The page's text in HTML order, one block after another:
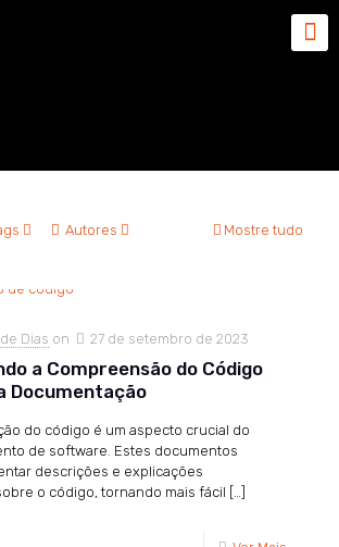
Autores Mostre tudo
Dias on 27 de setembro de 2023
a Compreensão do Código
Documentação
do código é um aspecto crucial do
de software. Estes documentos
descrições e explicações
o código, tornando mais fácil […]